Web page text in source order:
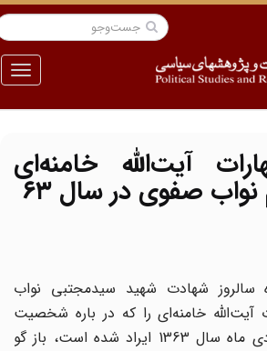
منو
آیت‌الله خامنه‌ای
صفوی در سال ۶۳
دی‌ماه سالروز شهادت شهید سیدمجتبی نواب
خامنه‌ای را که در باره شخصیت
این شهید بزرگوار در دی ماه سال 1363 ایراد شده است، باز گو